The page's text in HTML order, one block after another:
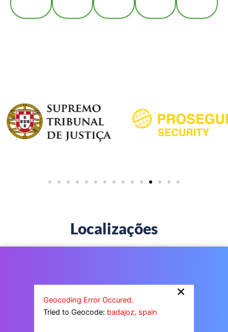
Localizações
×
Geocoding Error Occured.
Tried to Geocode: badajoz, spain